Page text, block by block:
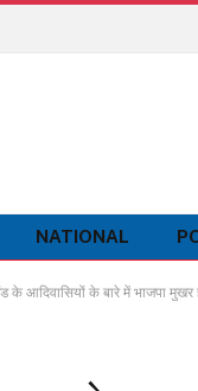
NATIONAL
आदिवासियों के बारे में भाजपा मुखर